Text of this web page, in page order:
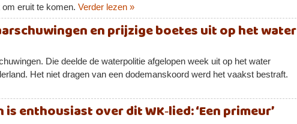
eruit te komen. Verder lezen »
en prijzige boetes uit op het water
Die deelde de waterpolitie afgelopen week uit op het water
Het niet dragen van een dodemanskoord werd het vaakst bestraft.
enthousiast over dit WK‑lied: ‘Een primeur’